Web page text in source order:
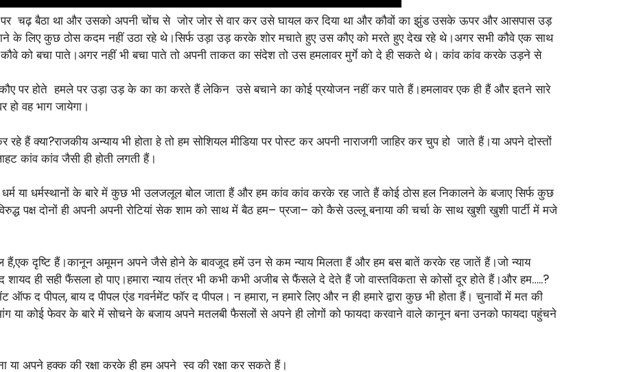
पर चढ़ बैठा था और उसको अपनी चोंच से जोर जोर से वार कर उसे घायल कर दिया था और कौवों का झुंड उसके ऊपर और आसपास उड़
के लिए कुछ ठोस कदम नहीं उठा रहे थे।सिर्फ उड़ा उड़ करके शोर मचाते हुए उस कौए को मरते हुए देख रहे थे।अगर सभी कौवे एक साथ
को बचा पाते।अगर नहीं भी बचा पाते तो अपनी ताकत का संदेश तो उस हमलावर मुर्गे को दे ही सकते थे। कांव कांव करके उड़ने से
पर होते हमले पर उड़ा उड़ के का का करते हैं लेकिन उसे बचाने का कोई प्रयोजन नहीं कर पाते हैं।हमलावर एक ही हैं और इतने सारे
वह भाग जायेगा।
हैं क्या?राजकीय अन्याय भी होता हे तो हम सोशियल मीडिया पर पोस्ट कर अपनी नाराजगी जाहिर कर चुप हो जाते हैं।या अपने दोस्तों
कांव कांव जैसी ही होती लगती हैं।
धर्म या धर्मस्थानों के बारे में कुछ भी उलजलूल बोल जाता हैं और हम कांव कांव करके रह जाते हैं कोई ठोस हल निकालने के बजाए सिर्फ कुछ
पक्ष दोनों ही अपनी अपनी रोटियां सेक शाम को साथ में बैठ हम– प्रजा– को कैसे उल्लू बनाया की चर्चा के साथ खुशी खुशी पार्टी में मजे
हैं,एक दृष्टि हैं।कानून अमूमन अपने जैसे होने के बावजूद हमें उन से कम न्याय मिलता हैं और हम बस बातें करके रह जातें हैं।जो न्याय
शायद ही सही फैंसला हो पाए।हमारा न्याय तंत्र भी कभी कभी अजीब से फैंसले दे देते हैं जो वास्तविकता से कोसों दूर होते हैं।और हम…..?
ऑफ द पीपल, बाय द पीपल एंड गवर्नमेंट फॉर द पीपल। न हमारा, न हमारे लिए और न ही हमारे द्वारा कुछ भी होता हैं। चुनावों में मत की
मांग या कोई फेवर के बारे में सोचने के बजाय अपने मतलबी फैसलों से अपने ही लोगों को फायदा करवाने वाले कानून बना उनको फायदा पहुंचने
या अपने हक्क की रक्षा करके ही हम अपने स्व की रक्षा कर सकते हैं।